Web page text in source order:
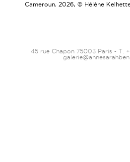
Cameroun, 2026, © Hélène
45 rue Chapon 75003 Paris - T.